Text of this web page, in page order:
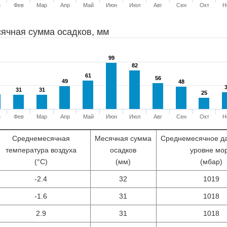
Фев Мар Апр Май Июн Июл Авг Сен Окт
сумма осадков, мм
31
31 31
31
49
49
61
61
99
99
82
82
56
56
48
48
25
25
Фев Мар Апр Май Июн Июл Авг Сен Окт
Среднемесячная
температура воздуха
(°С)
Месячная сумма
осадков
(мм)
Среднемесячное
уровне
(мбар)
-2.4 32 1019
-1.6 31 1018
2.9 31 1018